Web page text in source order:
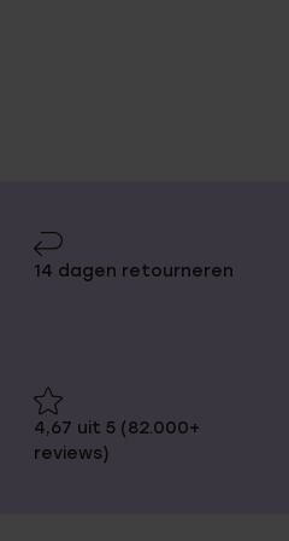
14 dagen retourneren
4,67 uit 5 (82.000+
reviews)